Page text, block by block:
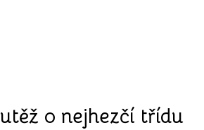
o nejhezčí třídu